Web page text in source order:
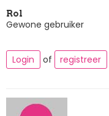
Rol
Gewone gebruiker
Login of registreer